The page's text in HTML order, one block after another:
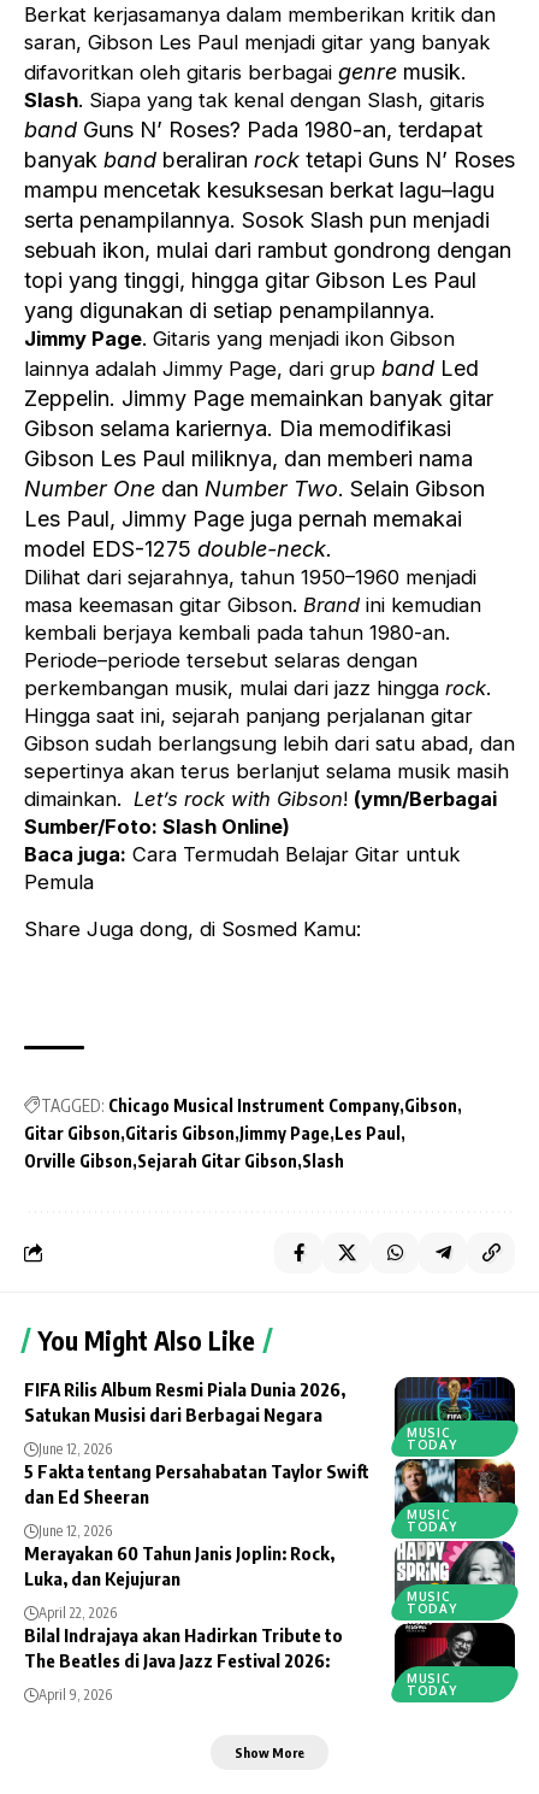
Berkat kerjasamanya dalam memberikan kritik dan
saran, Gibson Les Paul menjadi gitar yang banyak
difavoritkan oleh gitaris berbagai genre musik.
Slash. Siapa yang tak kenal dengan Slash, gitaris
band Guns N’ Roses? Pada 1980-an, terdapat
banyak band beraliran rock tetapi Guns N’ Roses
mampu mencetak kesuksesan berkat lagu–lagu
serta penampilannya. Sosok Slash pun menjadi
sebuah ikon, mulai dari rambut gondrong dengan
topi yang tinggi, hingga gitar Gibson Les Paul
yang digunakan di setiap penampilannya.
Jimmy Page. Gitaris yang menjadi ikon Gibson
lainnya adalah Jimmy Page, dari grup band Led
Zeppelin. Jimmy Page memainkan banyak gitar
Gibson selama kariernya. Dia memodifikasi
Gibson Les Paul miliknya, dan memberi nama
Number One dan Number Two. Selain Gibson
Les Paul, Jimmy Page juga pernah memakai
model EDS-1275 double-neck.
Dilihat dari sejarahnya, tahun 1950–1960 menjadi
masa keemasan gitar Gibson. Brand ini kemudian
kembali berjaya kembali pada tahun 1980-an.
Periode–periode tersebut selaras dengan
perkembangan musik, mulai dari jazz hingga rock.
Hingga saat ini, sejarah panjang perjalanan gitar
Gibson sudah berlangsung lebih dari satu abad, dan
sepertinya akan terus berlanjut selama musik masih
dimainkan. Let’s rock with Gibson! (ymn/Berbagai
Sumber/Foto: Slash Online)
Baca juga: Cara Termudah Belajar Gitar untuk
Pemula
Share Juga dong, di Sosmed Kamu:
TAGGED: Chicago Musical Instrument Company Gibson
Gitar Gibson Gitaris Gibson Jimmy Page Les Paul
Orville Gibson Sejarah Gitar Gibson Slash
You Might Also Like
MUSIC
TODAY
FIFA Rilis Album Resmi Piala Dunia 2026,
Satukan Musisi dari Berbagai Negara
June 12, 2026
MUSIC
TODAY
5 Fakta tentang Persahabatan Taylor Swift
dan Ed Sheeran
June 12, 2026
MUSIC
TODAY
Merayakan 60 Tahun Janis Joplin: Rock,
Luka, dan Kejujuran
April 22, 2026
MUSIC
TODAY
Bilal Indrajaya akan Hadirkan Tribute to
The Beatles di Java Jazz Festival 2026:
April 9, 2026
Show More